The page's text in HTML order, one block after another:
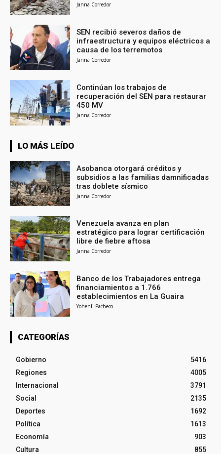
Janna Corredor
SEN recibió severos daños de
infraestructura y equipos eléctricos a
causa de los terremotos
Janna Corredor
Continúan los trabajos de
recuperación del SEN para restaurar
450 MV
Janna Corredor
LO MÁS LEÍDO
Asobanca otorgará créditos y
subsidios a las familias damnificadas
tras doblete sísmico
Janna Corredor
Venezuela avanza en plan
estratégico para lograr certificación
libre de fiebre aftosa
Janna Corredor
Banco de los Trabajadores entrega
financiamientos a 1.766
establecimientos en La Guaira
Yohenli Pacheco
CATEGORÍAS
Gobierno
5416
Regiones
4005
Internacional
3791
Social
2135
Deportes
1692
Política
1613
Economía
903
Cultura
855